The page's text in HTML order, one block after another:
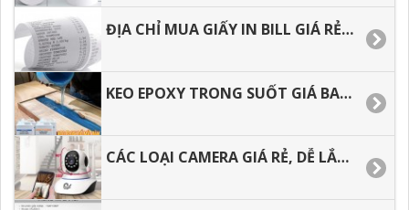
ĐỊA CHỈ MUA GIẤY IN BILL GIÁ RẺ, GIAO HÀNG NHANH MUA BAO NHIÊU CŨNG CÓ.
KEO EPOXY TRONG SUỐT GIÁ BAO NHIÊU, ĐỊA CHỈ MUA HÀNG GIÁ RẺ TẠI HCM.
CÁC LOẠI CAMERA GIÁ RẺ, DỄ LẮP DẶT CHO GIA ĐÌNH.